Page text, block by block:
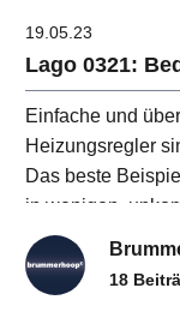
19.05.23
Lago 0321:
Einfache und
Heizungsregler
Das beste
in wenigen,
einstellen lässt.
18